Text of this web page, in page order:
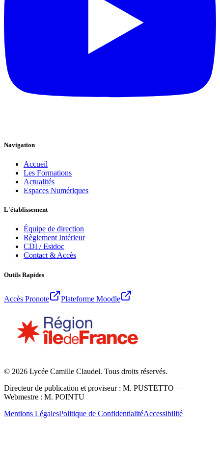
Navigation
Accueil
Les Formations
Actualités
Espaces Numériques
L'établissement
Équipe de direction
Règlement Intérieur
CDI / Esidoc
Contact & Accès
Outils Rapides
Accès Pronote Plateforme Moodle
© 2026 Lycée Camille Claudel. Tous droits réservés.
Directeur de publication et proviseur : M. PUSTETTO —
Webmestre : M. POINTU
Mentions LégalesPolitique de ConfidentialitéAccessibilité